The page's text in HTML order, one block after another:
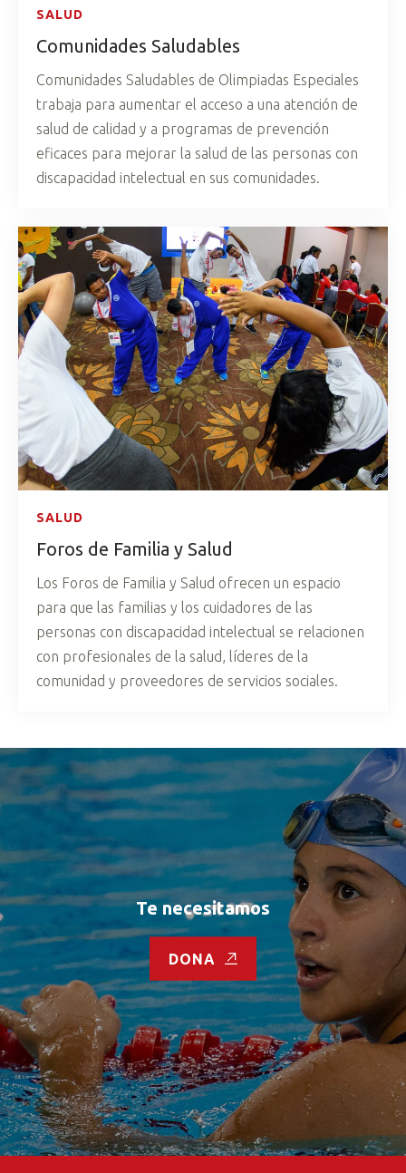
SALUD
Comunidades Saludables
Comunidades Saludables de Olimpiadas Especiales
trabaja para aumentar el acceso a una atención de
salud de calidad y a programas de prevención
eficaces para mejorar la salud de las personas con
discapacidad intelectual en sus comunidades.
SALUD
Foros de Familia y Salud
Los Foros de Familia y Salud ofrecen un espacio
para que las familias y los cuidadores de las
personas con discapacidad intelectual se relacionen
con profesionales de la salud, líderes de la
comunidad y proveedores de servicios sociales.
Te necesitamos
DONA